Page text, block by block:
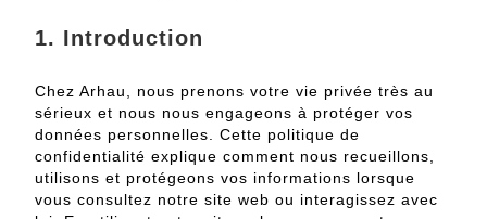
1. Introduction
Chez Arhau, nous prenons votre vie privée très au
sérieux et nous nous engageons à protéger vos
données personnelles.Cette politique de
confidentialité explique comment nous recueillons,
utilisons et protégeons vos informations lorsque
vous consultez notre site web ou interagissez avec